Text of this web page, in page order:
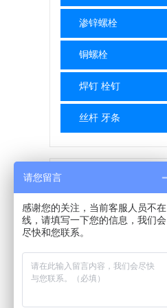
渗锌螺栓
铜螺栓
焊钉 栓钉
丝杆 牙条
联系我们 Contact Us
联系人：(销售部）王经理
手机：13915989091
QQ号：465580018
请您留言
感谢您的关注，当前客服人员不在
线，请填写一下您的信息，我们会
尽快和您联系。